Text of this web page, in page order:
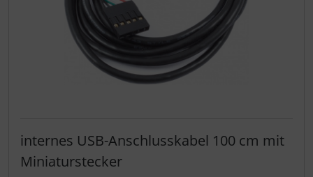
internes USB-Anschlusskabel 100 cm mit
Miniaturstecker